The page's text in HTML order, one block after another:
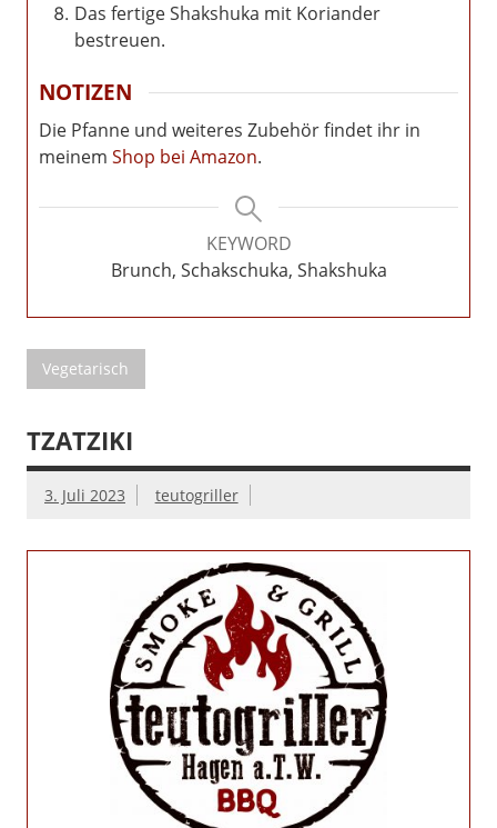
Das fertige Shakshuka mit Koriander
bestreuen.
NOTIZEN
Die Pfanne und weiteres Zubehör findet ihr in
meinem Shop bei Amazon.
KEYWORD
Brunch, Schakschuka, Shakshuka
Vegetarisch
TZATZIKI
3. Juli 2023 teutogriller